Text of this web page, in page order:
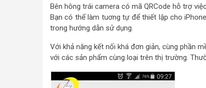
Bên hông trái camera có mã QRCode hỗ trợ
Bạn có thể làm tuơng tự để thiết lập cho
trong hướng dẫn sử dụng.
Với khả năng kết nối khá đơn giản, cùng phần
với các sản phẩm cùng loại trên thị trường.